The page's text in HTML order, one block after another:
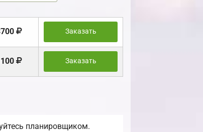
Заказать
Заказать
планировщиком.